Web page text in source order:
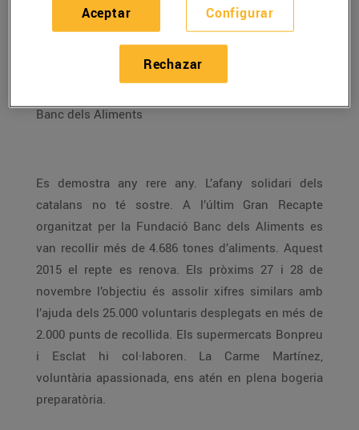
Banc dels Aliments
Es demostra any rere any. L’afany solidari dels
catalans no té sostre. A l’últim Gran Recapte
organitzat per la Fundació Banc dels Aliments es
van recollir més de 4.686 tones d’aliments. Aquest
2015 el repte es renova. Els pròxims 27 i 28 de
novembre l’objectiu és assolir xifres similars amb
l’ajuda dels 25.000 voluntaris desplegats en més de
2.000 punts de recollida. Els supermercats Bonpreu
i Esclat hi col·laboren. La Carme Martínez,
voluntària apassionada, ens atén en plena bogeria
preparatòria.
Configurar
Rechazar
Aceptar